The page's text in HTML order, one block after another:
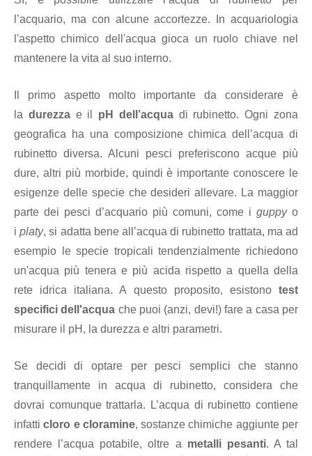
l’acquario, ma con alcune accortezze. In acquariologia
l'aspetto chimico dell'acqua gioca un ruolo chiave nel
mantenere la vita al suo interno.
Il primo aspetto molto importante da considerare è
la durezzae il pH dell’acquadi rubinetto. Ogni zona
geografica ha una composizione chimica dell’acqua di
rubinetto diversa. Alcuni pesci preferiscono acque più
dure, altri più morbide, quindi è importante conoscere le
esigenze delle specie che desideri allevare. La maggior
parte dei pesci d’acquario più comuni, come i guppyo
iplaty, si adatta bene all’acqua di rubinetto trattata, ma ad
esempio le specie tropicali tendenzialmente richiedono
un'acqua più tenera e più acida rispetto a quella della
rete idrica italiana. A questo proposito, esistono test
specifici dell'acqua che puoi (anzi, devi!) fare a casa per
misurare il pH, la durezza e altri parametri.
Se decidi di optare per pesci semplici che stanno
tranquillamente in acqua di rubinetto, considera che
dovrai comunque trattarla. L’acqua di rubinetto contiene
infatticloro e cloramine, sostanze chimiche aggiunte per
rendere l’acqua potabile, oltre a metalli pesanti. A tal